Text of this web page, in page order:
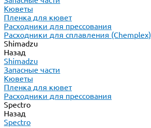
Кюветы
Пленка для кювет
Расходники для прессования
Расходники для сплавления (Chemplex)
Shimadzu
Назад
Shimadzu
Запасные части
Кюветы
Пленка для кювет
Расходники для прессования
Spectro
Назад
Spectro